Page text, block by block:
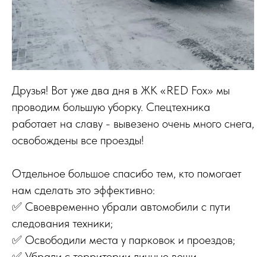
Друзья! Вот уже два дня в ЖК «RED Fox» мы
проводим большую уборку. Спецтехника
работает на славу - вывезено очень много снега,
освобождены все проезды!
Отдельное большое спасибо тем, кто помогает
нам сделать это эффективно:
✅ Своевременно убрали автомобили с пути
следования техники;
✅ Освободили места у парковок и проездов;